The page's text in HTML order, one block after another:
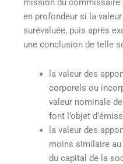
mission du commissaire
en profondeur si la
surévaluée, puis après
une conclusion de telle
la valeur des
corporels ou
valeur nominale
font l’objet
la valeur des
moins similaire
du capital de la